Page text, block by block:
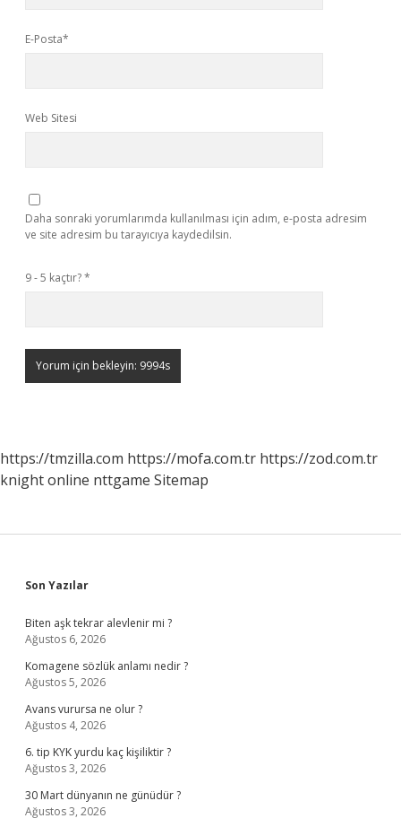
E-Posta*
Web Sitesi
Daha sonraki yorumlarımda kullanılması için adım, e-posta adresim
ve site adresim bu tarayıcıya kaydedilsin.
9 - 5 kaçtır?*
https://tmzilla.com https://mofa.com.tr https://zod.com.tr
knight online nttgame Sitemap
Sidebar
Son Yazılar
Biten aşk tekrar alevlenir mi ?
Ağustos 6, 2026
Komagene sözlük anlamı nedir ?
Ağustos 5, 2026
Avans vurursa ne olur ?
Ağustos 4, 2026
6. tip KYK yurdu kaç kişiliktir ?
Ağustos 3, 2026
30 Mart dünyanın ne günüdür ?
Ağustos 3, 2026